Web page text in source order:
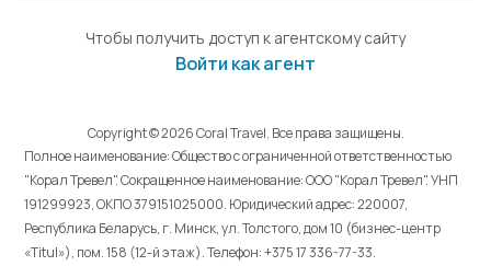
Чтобы получить доступ к агентскому сайту
Войти как агент
Copyright © 2026 Coral Travel. Все права защищены.
Полное наименование: Общество с ограниченной ответственностью
"Корал Тревел". Сокращенное наименование: ООО "Корал Тревел". УНП
191299923, ОКПО 379151025000. Юридический адрес: 220007,
Республика Беларусь, г. Минск, ул. Толстого, дом 10 (бизнес-центр
«Titul»), пом. 158 (12-й этаж). Телефон: +375 17 336-77-33.